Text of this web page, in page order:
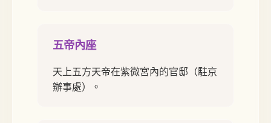
五帝內座
天上五方天帝在紫微宮內的官邸（駐京
辦事處）。